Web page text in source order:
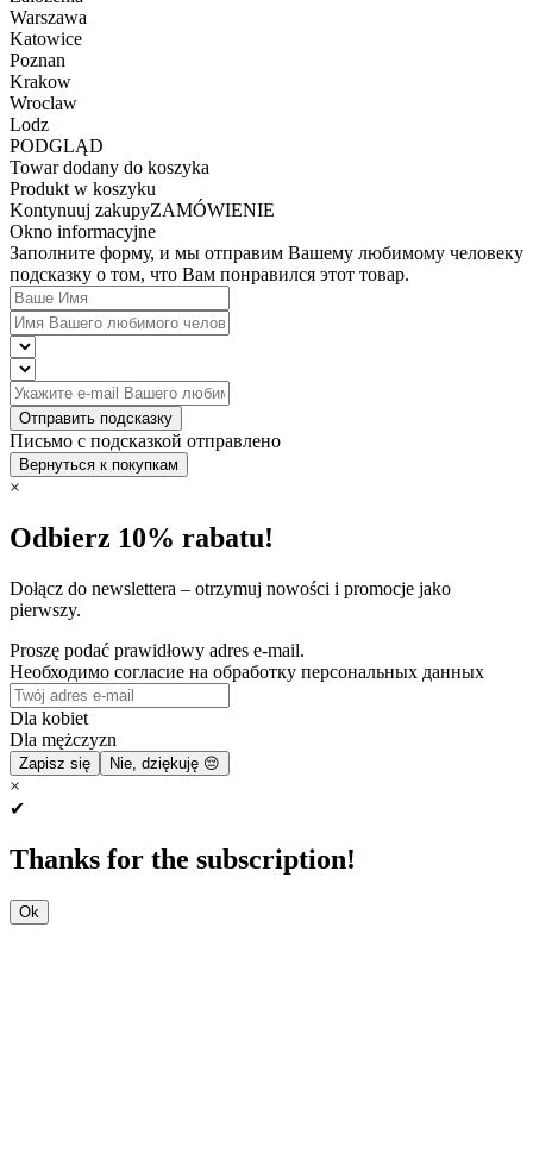
Warszawa
Katowice
Poznan
Krakow
Wroclaw
Lodz
PODGLĄD
Towar dodany do koszyka
Produkt w koszyku
Kontynuuj zakupyZAMÓWIENIE
Okno informacyjne
Заполните форму, и мы отправим Вашему любимому человеку
подсказку о том, что Вам понравился этот товар.
Отправить подсказку
Письмо с подсказкой отправлено
Вернуться к покупкам
×
Odbierz 10% rabatu!
Dołącz do newslettera – otrzymuj nowości i promocje jako
pierwszy.
Proszę podać prawidłowy adres e-mail.
Необходимо согласие на обработку персональных данных
Dla kobiet
Dla mężczyzn
Zapisz się Nie, dziękuję 😔
×
✔
Thanks for the subscription!
Ok